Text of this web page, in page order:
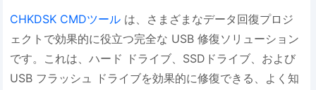
CHKDSK CMDツール は、さまざまなデータ回復プロジ
ェクトで効果的に役立つ完全な USB 修復ソリューション
です。これは、ハード ドライブ、SSDドライブ、および
USB フラッシュ ドライブを効果的に修復できる、よく知